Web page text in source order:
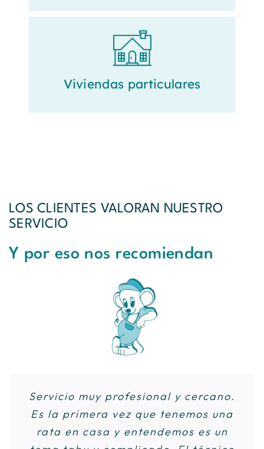
Viviendas particulares
LOS CLIENTES VALORAN NUESTRO
SERVICIO
Y por eso nos recomiendan
Servicio muy profesional y cercano.
Es la primera vez que tenemos una
rata en casa y entendemos es un
En verano nos dimos cuenta que nos
habían traído chinches a casa, mi
hija tenía reacción alérgica. Busque
Hemos quedado muy contentos con
el servicio de odem plagas. Sin tirar
ningún mueble como otras empresas
Verdaderos profesionales! Al estar
tan asustados, ellos nos han dado
tranquilidad, contando con mucha